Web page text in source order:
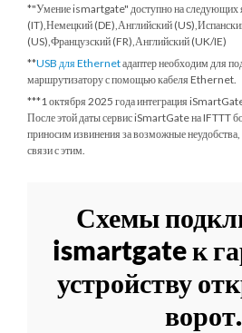
*"Умение ismartgate" доступно на следующих
(IT),Немецкий (DE),Английский
(US),Французский (FR),Английский (UK/IE)
**USB для Ethernetадаптер необходим для
маршрутизатору с помощью кабеля Ethernet.
***1 октября 2025 годаинтеграция
После этой даты сервис iSmartGate на IFTTT
приносим извинения за возможные
связи с этим.
Схемы
ismartgate к
устройству
ворот.